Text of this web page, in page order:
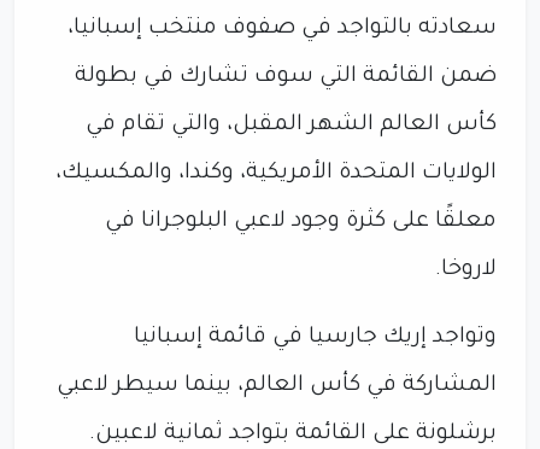
سعادته بالتواجد في صفوف منتخب إسبانيا،
ضمن القائمة التي سوف تشارك في بطولة
كأس العالم الشهر المقبل، والتي تقام في
الولايات المتحدة الأمريكية، وكندا، والمكسيك،
معلقًا على كثرة وجود لاعبي البلوجرانا في
لاروخا.
وتواجد إريك جارسيا في قائمة إسبانيا
المشاركة في كأس العالم، بينما سيطر لاعبي
برشلونة على القائمة بتواجد ثمانية لاعبين.